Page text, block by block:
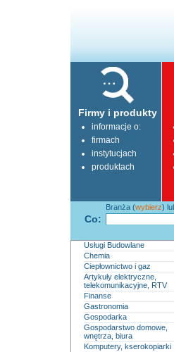
Firmy i produkty
informacje o:
firmach
instytucjach
produktach
Co:
Branża (wybierz)
Usługi Budowlane
Chemia
Ciepłownictwo i gaz
Artykuły elektryczne,
telekomunikacyjne, RTV
Finanse
Gastronomia
Gospodarka
Gospodarstwo domowe,
wnętrza, biura
Komputery, kserokopiarki